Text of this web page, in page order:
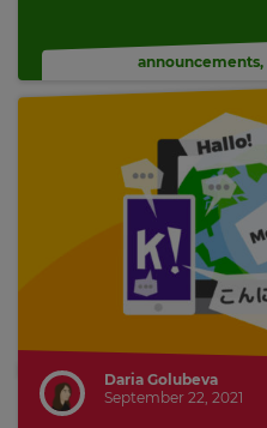
announcements,
Daria Golubeva
September 22, 2021